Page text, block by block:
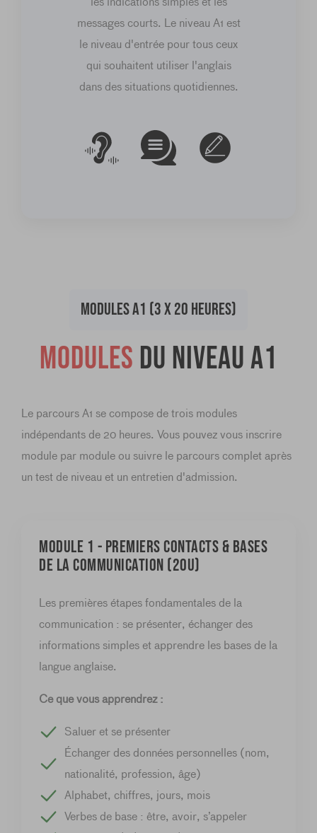
messages courts. Le niveau A1 est
le niveau d'entrée pour tous ceux
qui souhaitent utiliser l'anglais
dans des situations quotidiennes.
MODULES A1 (3 X 20 HEURES)
Modules du niveau A1
Le parcours A1 se compose de trois modules
indépendants de 20 heures. Vous pouvez vous inscrire
module par module ou suivre le parcours complet après
un test de niveau et un entretien d'admission.
Module 1 - Premiers contacts & bases
de la communication (20u)
Les premières étapes fondamentales de la
communication : se présenter, échanger des
informations simples et apprendre les bases de la
langue anglaise.
Ce que vous apprendrez :
Saluer et se présenter
Échanger des données personnelles (nom,
nationalité, profession, âge)
Alphabet, chiffres, jours, mois
Verbes de base : être, avoir, s’appeler